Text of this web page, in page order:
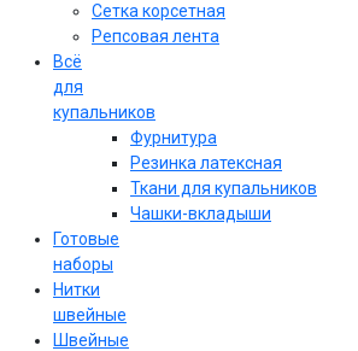
Сетка корсетная
Репсовая лента
Всё
для
купальников
Фурнитура
Резинка латексная
Ткани для купальников
Чашки-вкладыши
Готовые
наборы
Нитки
швейные
Швейные